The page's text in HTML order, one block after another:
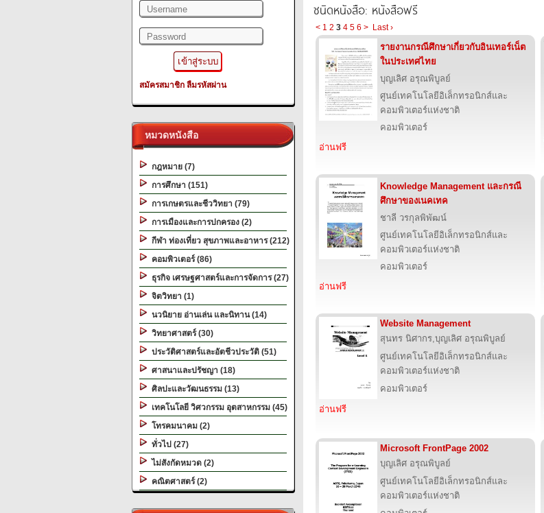
สมัครสมาชิก ลืมรหัสผ่าน
หมวดหนังสือ
กฎหมาย (7)
การศึกษา (151)
การเกษตรและชีววิทยา (79)
การเมืองและการปกครอง (2)
กีฬา ท่องเที่ยว สุขภาพและอาหาร (212)
คอมพิวเตอร์ (86)
ธุรกิจ เศรษฐศาสตร์และการจัดการ (27)
จิตวิทยา (1)
นวนิยาย อ่านเล่น และนิทาน (14)
วิทยาศาสตร์ (30)
ประวัติศาสตร์และอัตชีวประวัติ (51)
ศาสนาและปรัชญา (18)
ศิลปะและวัฒนธรรม (13)
เทคโนโลยี วิศวกรรม อุตสาหกรรม (45)
โทรคมนาคม (2)
ทั่วไป (27)
ไม่สังกัดหมวด (2)
คณิตศาสตร์ (2)
ชนิดหนังสือ: หนังสือฟรี
< 1 2 3 4 5 6 > Last ›
รายงานกรณีศึกษาเกี่ยวกับอินเทอร์เน็ต
ในประเทศไทย
บุญเลิศ อรุณพิบูลย์
ศูนย์เทคโนโลยีอิเล็กทรอนิกส์และ
คอมพิวเตอร์แห่งชาติ
คอมพิวเตอร์
อ่านฟรี
Knowledge Management และกรณี
ศึกษาของเนคเทค
ชาลี วรกุลพิพัฒน์
ศูนย์เทคโนโลยีอิเล็กทรอนิกส์และ
คอมพิวเตอร์แห่งชาติ
คอมพิวเตอร์
อ่านฟรี
Website Management
สุนทร นิศากร,บุญเลิศ อรุณพิบูลย์
ศูนย์เทคโนโลยีอิเล็กทรอนิกส์และ
คอมพิวเตอร์แห่งชาติ
คอมพิวเตอร์
อ่านฟรี
Microsoft FrontPage 2002
บุญเลิศ อรุณพิบูลย์
ศูนย์เทคโนโลยีอิเล็กทรอนิกส์และ
คอมพิวเตอร์แห่งชาติ